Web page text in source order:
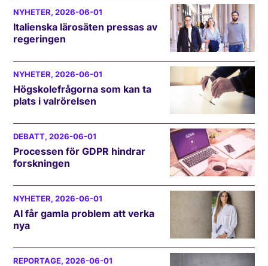
NYHETER, 2026-06-01
Italienska lärosäten pressas av
regeringen
NYHETER, 2026-06-01
Högskolefrågorna som kan ta
plats i valrörelsen
DEBATT, 2026-06-01
Processen för GDPR hindrar
forskningen
NYHETER, 2026-06-01
AI får gamla problem att verka
nya
REPORTAGE, 2026-06-01